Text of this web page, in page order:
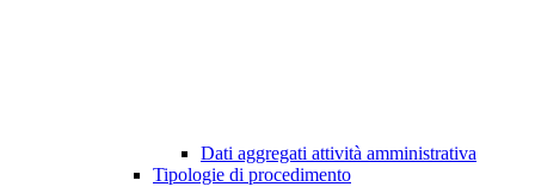
Dati aggregati attività amministrativa
Tipologie di procedimento